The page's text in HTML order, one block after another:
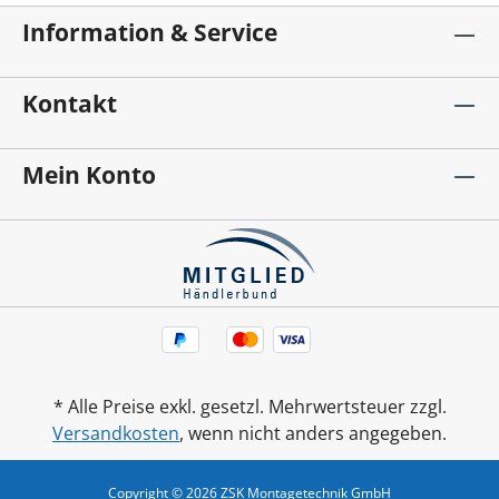
Information & Service
Kontakt
Mein Konto
* Alle Preise exkl. gesetzl. Mehrwertsteuer zzgl.
Versandkosten, wenn nicht anders angegeben.
Copyright © 2026 ZSK Montagetechnik GmbH